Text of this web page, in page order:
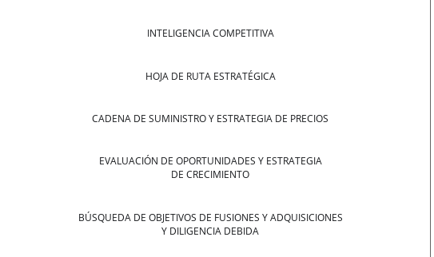
INTELIGENCIA COMPETITIVA
HOJA DE RUTA ESTRATÉGICA
CADENA DE SUMINISTRO Y ESTRATEGIA DE PRECIOS
EVALUACIÓN DE OPORTUNIDADES Y ESTRATEGIA
DE CRECIMIENTO
BÚSQUEDA DE OBJETIVOS DE FUSIONES Y ADQUISICIONES
Y DILIGENCIA DEBIDA